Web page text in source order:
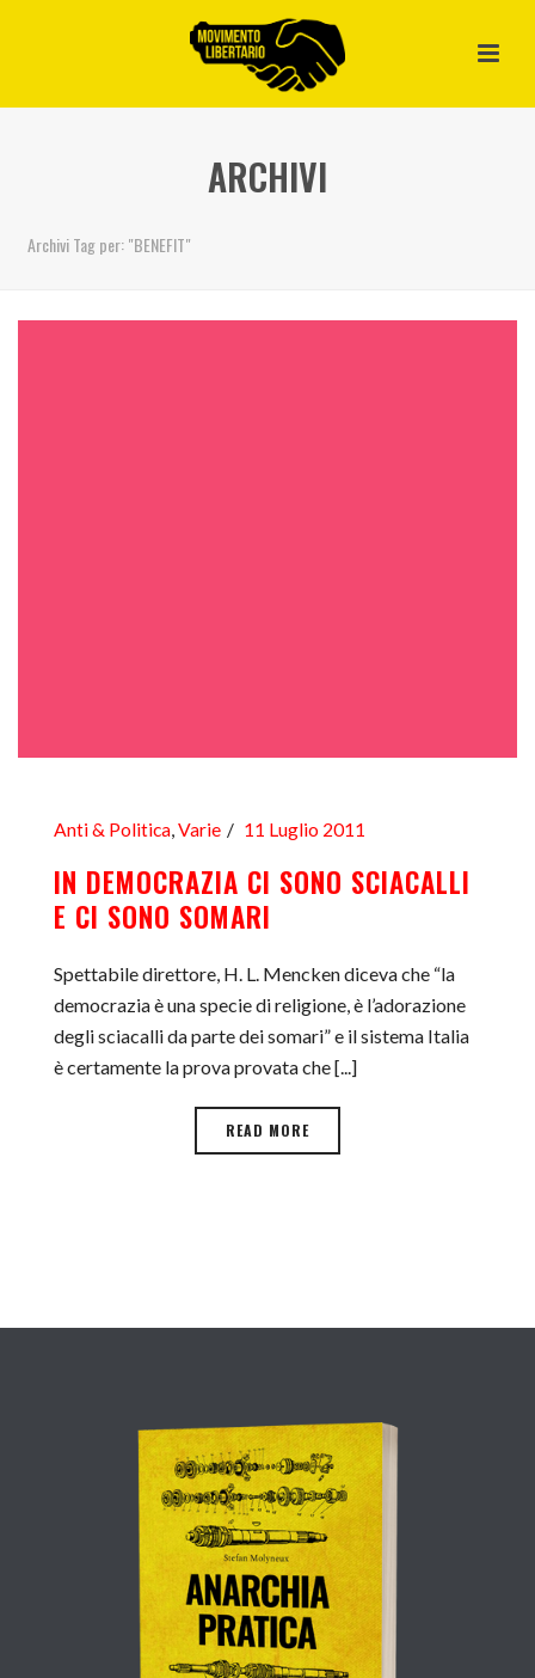
ARCHIVI
Archivi Tag per: "BENEFIT"
Anti & Politica,Varie 11 Luglio 2011
IN DEMOCRAZIA CI SONO SCIACALLI
E CI SONO SOMARI
Spettabile direttore, H. L. Mencken diceva che “la
democrazia è una specie di religione, è l’adorazione
degli sciacalli da parte dei somari” e il sistema Italia
è certamente la prova provata che [...]
READ MORE